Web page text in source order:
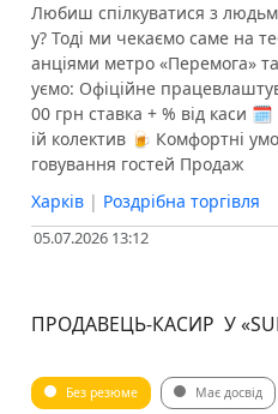
Любиш спілкуватися з
у? Тоді ми чекаємо саме на
анціями метро «Перемога»
уємо: Офіційне
00 грн ставка + % від каси
ій колектив 🍺 Комфортні
говування гостей Продаж
Харків | Роздрібна торгівля
05.07.2026 13:12
ПРОДАВЕЦЬ-КАСИР У
Без резюме Має досвід